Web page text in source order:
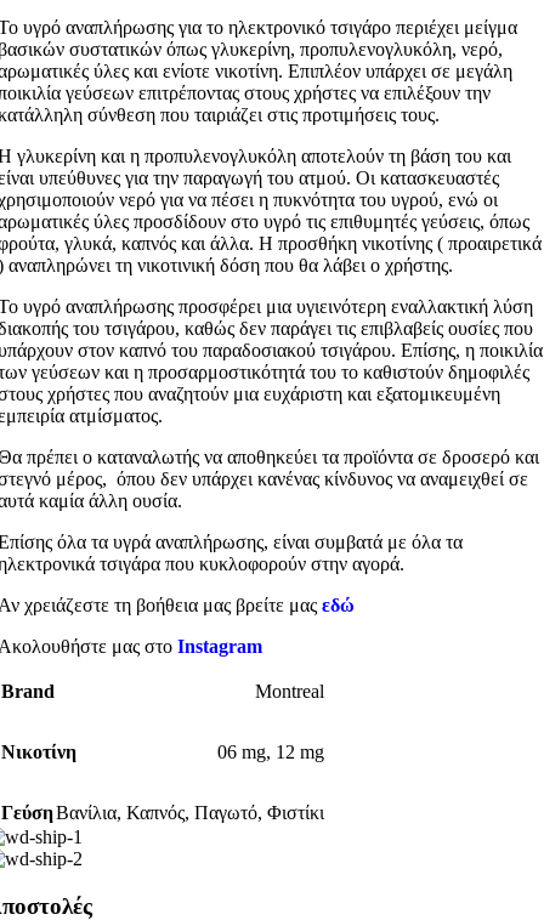
υγρό αναπλήρωσης για το ηλεκτρονικό τσιγάρο περιέχει μείγμα
συστατικών όπως γλυκερίνη, προπυλενογλυκόλη, νερό,
ύλες και ενίοτε νικοτίνη. Επιπλέον υπάρχει σε μεγάλη
γεύσεων επιτρέποντας στους χρήστες να επιλέξουν την
σύνθεση που ταιριάζει στις προτιμήσεις τους.
γλυκερίνη και η προπυλενογλυκόλη αποτελούν τη βάση του και
υπεύθυνες για την παραγωγή του ατμού. Οι κατασκευαστές
νερό για να πέσει η πυκνότητα του υγρού, ενώ οι
ύλες προσδίδουν στο υγρό τις επιθυμητές γεύσεις, όπως
γλυκά, καπνός και άλλα. Η προσθήκη νικοτίνης ( προαιρετικά
αναπληρώνει τη νικοτινική δόση που θα λάβει ο χρήστης.
υγρό αναπλήρωσης προσφέρει μια υγιεινότερη εναλλακτική λύση
του τσιγάρου, καθώς δεν παράγει τις επιβλαβείς ουσίες που
στον καπνό του παραδοσιακού τσιγάρου. Επίσης, η ποικιλία
γεύσεων και η προσαρμοστικότητά του το καθιστούν δημοφιλές
χρήστες που αναζητούν μια ευχάριστη και εξατομικευμένη
ατμίσματος.
πρέπει ο καταναλωτής να αποθηκεύει τα προϊόντα σε δροσερό και
μέρος, όπου δεν υπάρχει κανένας κίνδυνος να αναμειχθεί σε
καμία άλλη ουσία.
όλα τα υγρά αναπλήρωσης, είναι συμβατά με όλα τα
τσιγάρα που κυκλοφορούν στην αγορά.
χρειάζεστε τη βοήθεια μας βρείτε μας εδώ
μας στο Instagram
Brand Montreal
Νικοτίνη 06 mg, 12 mg
ΓεύσηΒανίλια, Καπνός, Παγωτό, Φιστίκι